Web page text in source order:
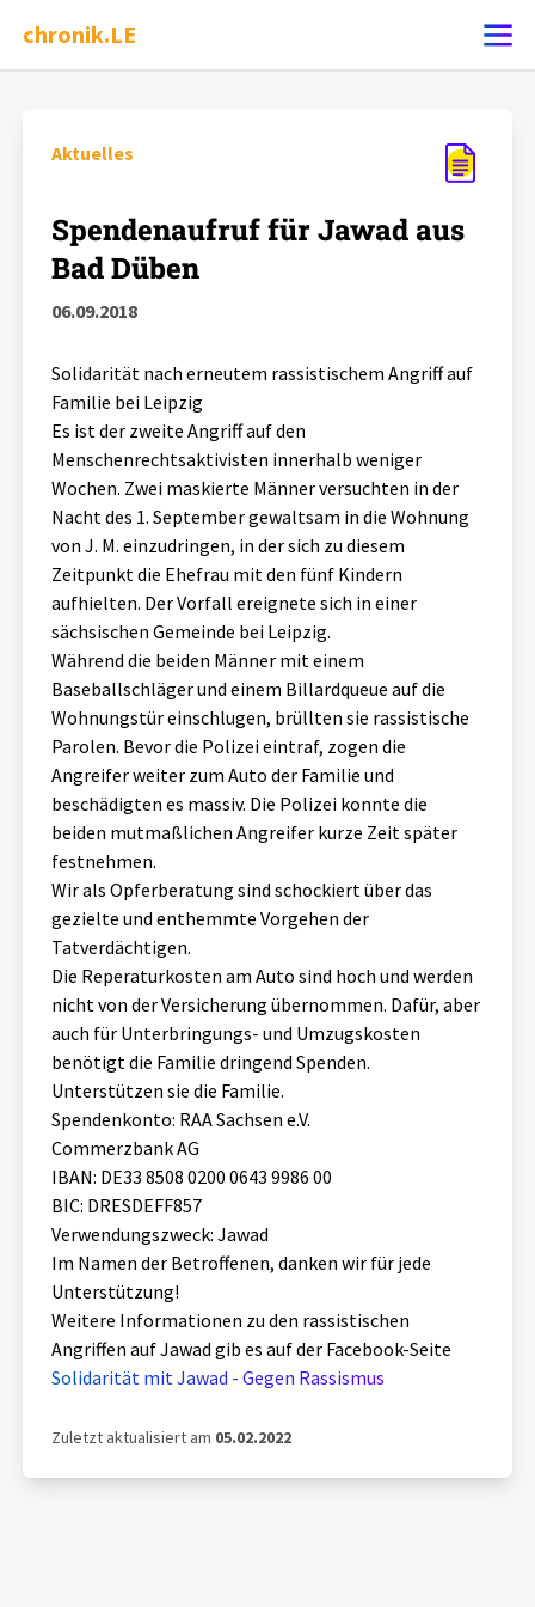
chronik.LE
Chronik
Dossiers
Schlaglichter
Phänomene
Aktuelles
Alle Beiträge
Veranstaltungen
Pressemitteilungen
Podcasts
Über uns
Projektbeschreibung
Kontakt
Unterstützer_innen
Spenden
chronik.LE in der Presse
Aktuelles
Spendenaufruf für Jawad aus
Bad Düben
06.09.2018
Solidarität nach erneutem rassistischem Angriff auf
Familie bei Leipzig
Es ist der zweite Angriff auf den
Menschenrechtsaktivisten innerhalb weniger
Wochen. Zwei maskierte Männer versuchten in der
Nacht des 1. September gewaltsam in die Wohnung
von J. M. einzudringen, in der sich zu diesem
Zeitpunkt die Ehefrau mit den fünf Kindern
aufhielten. Der Vorfall ereignete sich in einer
sächsischen Gemeinde bei Leipzig.
Während die beiden Männer mit einem
Baseballschläger und einem Billardqueue auf die
Wohnungstür einschlugen, brüllten sie rassistische
Parolen. Bevor die Polizei eintraf, zogen die
Angreifer weiter zum Auto der Familie und
beschädigten es massiv. Die Polizei konnte die
beiden mutmaßlichen Angreifer kurze Zeit später
festnehmen.
Wir als Opferberatung sind schockiert über das
gezielte und enthemmte Vorgehen der
Tatverdächtigen.
Die Reperaturkosten am Auto sind hoch und werden
nicht von der Versicherung übernommen. Dafür, aber
auch für Unterbringungs- und Umzugskosten
benötigt die Familie dringend Spenden.
Unterstützen sie die Familie.
Spendenkonto: RAA Sachsen e.V.
Commerzbank AG
IBAN: DE33 8508 0200 0643 9986 00
BIC: DRESDEFF857
Verwendungszweck: Jawad
Im Namen der Betroffenen, danken wir für jede
Unterstützung!
Weitere Informationen zu den rassistischen
Angriffen auf Jawad gib es auf der Facebook-Seite
Solidarität mit Jawad - Gegen Rassismus
Zuletzt aktualisiert am 05.02.2022